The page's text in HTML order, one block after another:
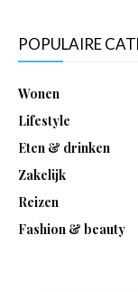
POPULAIRE
Wonen
Lifestyle
Eten & drinken
Zakelijk
Reizen
Fashion & beauty